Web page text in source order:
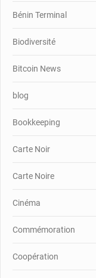
Bénin Terminal
Biodiversité
Bitcoin News
blog
Bookkeeping
Carte Noir
Carte Noire
Cinéma
Commémoration
Coopération